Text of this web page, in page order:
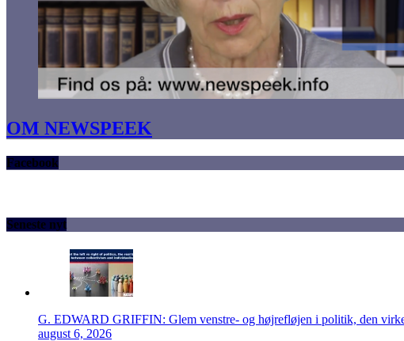
OM NEWSPEEK
Facebook
Seneste nyt
G. EDWARD GRIFFIN: Glem venstre- og højrefløjen i politik, den
august 6, 2026